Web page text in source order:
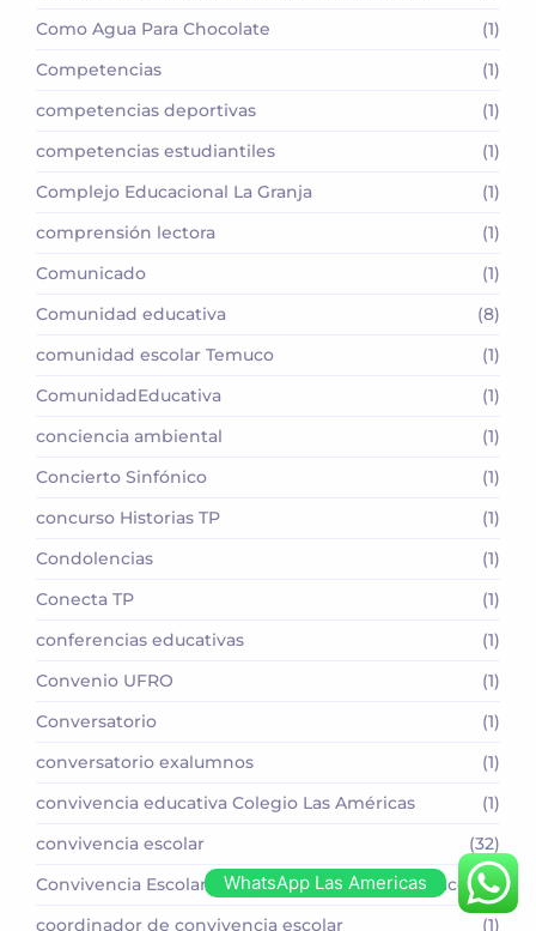
Como Agua Para Chocolate
(1)
Competencias
(1)
competencias deportivas
(1)
competencias estudiantiles
(1)
Complejo Educacional La Granja
(1)
comprensión lectora
(1)
Comunicado
(1)
Comunidad educativa
(8)
comunidad escolar Temuco
(1)
ComunidadEducativa
(1)
conciencia ambiental
(1)
Concierto Sinfónico
(1)
concurso Historias TP
(1)
Condolencias
(1)
Conecta TP
(1)
conferencias educativas
(1)
Convenio UFRO
(1)
Conversatorio
(1)
conversatorio exalumnos
(1)
convivencia educativa Colegio Las Américas
(1)
convivencia escolar
(32)
Convivencia Escolar Colegio Las Américas Temuco (1)
coordinador de convivencia escolar
(1)
WhatsApp Las Americas